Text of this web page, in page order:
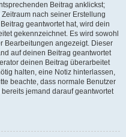
Beitrag anklickst;
nach seiner Erstellung
geantwortet hat, wird dein
gekennzeichnet. Es wird sowohl
Bearbeitungen angezeigt. Dieser
auf deinen Beitrag geantwortet
deinen Beitrag überarbeitet
halten, eine Notiz hinterlassen,
beachte, dass normale Benutzer
jemand darauf geantwortet